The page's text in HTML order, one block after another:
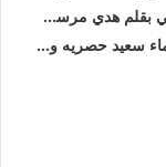
مرسي حصريه وجديده
حصريه وجديده